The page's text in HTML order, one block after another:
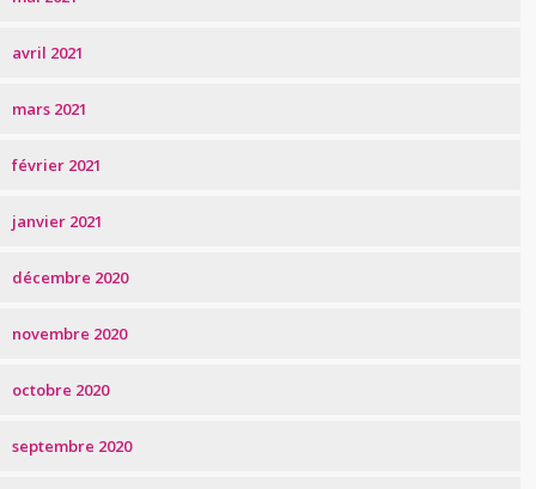
avril 2021
mars 2021
février 2021
janvier 2021
décembre 2020
novembre 2020
octobre 2020
septembre 2020